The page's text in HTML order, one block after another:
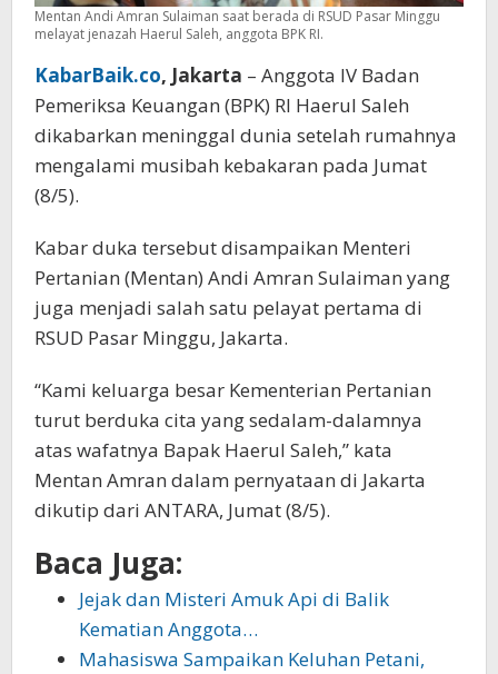
Mentan Andi Amran Sulaiman saat berada di RSUD Pasar Minggu
melayat jenazah Haerul Saleh, anggota BPK RI.
KabarBaik.co, Jakarta – Anggota IV Badan
Pemeriksa Keuangan (BPK) RI Haerul Saleh
dikabarkan meninggal dunia setelah rumahnya
mengalami musibah kebakaran pada Jumat
(8/5).
Kabar duka tersebut disampaikan Menteri
Pertanian (Mentan) Andi Amran Sulaiman yang
juga menjadi salah satu pelayat pertama di
RSUD Pasar Minggu, Jakarta.
“Kami keluarga besar Kementerian Pertanian
turut berduka cita yang sedalam-dalamnya
atas wafatnya Bapak Haerul Saleh,” kata
Mentan Amran dalam pernyataan di Jakarta
dikutip dari ANTARA, Jumat (8/5).
Baca Juga:
Jejak dan Misteri Amuk Api di Balik
Kematian Anggota…
Mahasiswa Sampaikan Keluhan Petani,